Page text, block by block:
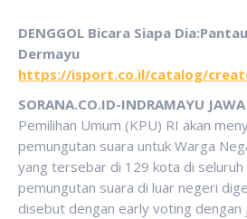
DENGGOL Bicara Siapa
Dermayu
https://isport.co.il/catalog/
SORANA.CO.ID-INDRAMAYU
Pemilihan Umum (KPU) RI akan
pemungutan suara untuk Warga
yang tersebar di 129 kota di seluruh
pemungutan suara di luar negeri
disebut dengan early voting